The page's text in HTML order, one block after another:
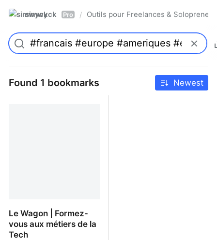
simwyck Pro / Outils pour Freelances &
Found 1 bookmarks Newest
Le Wagon | Formez-
vous aux métiers de la
Tech